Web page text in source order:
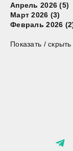
Апрель 2026 (5)
Март 2026 (3)
Февраль 2026
Показать /